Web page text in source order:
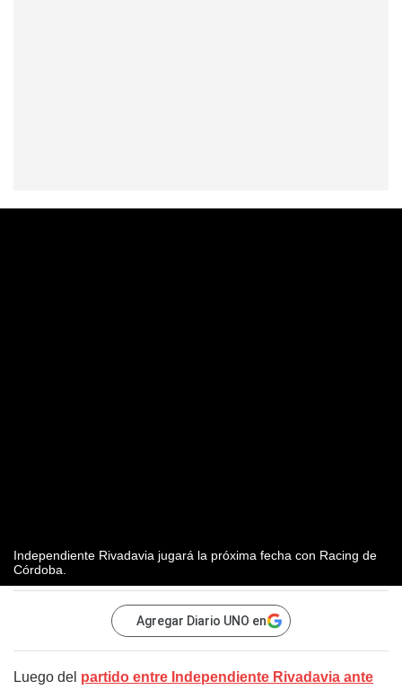
Independiente Rivadavia jugará la próxima fecha con Racing de
Córdoba.
Agregar Diario UNO en
Luego del partido entre Independiente Rivadavia ante